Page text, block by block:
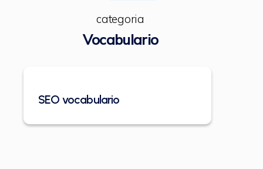
categoria
Vocabulario
SEO vocabulario